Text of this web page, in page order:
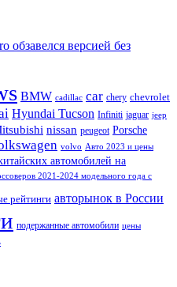
обзавелся версией без
BMW cadillac car chery chevrolet
Hyundai Tucson Infiniti jaguar jeep
nissan peugeot Porsche
volvo Авто 2023 и цены
автомобилей на
2021-2024 модельного года с
рейтинги авторынок в России
подержанные автомобили цены